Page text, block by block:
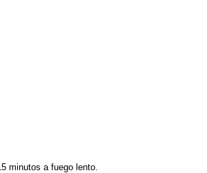
minutos a fuego lento.